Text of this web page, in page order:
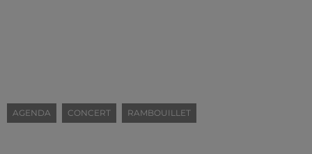
AGENDA CONCERT RAMBOUILLET